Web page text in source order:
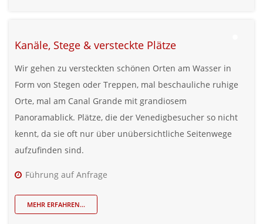
Kanäle, Stege & versteckte Plätze
Wir gehen zu versteckten schönen Orten am Wasser in
Form von Stegen oder Treppen, mal beschauliche ruhige
Orte, mal am Canal Grande mit grandiosem
Panoramablick. Plätze, die der Venedigbesucher so nicht
kennt, da sie oft nur über unübersichtliche Seitenwege
aufzufinden sind.
Führung auf Anfrage
MEHR ERFAHREN...